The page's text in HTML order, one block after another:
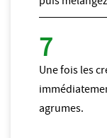
Une fois les
agrumes.